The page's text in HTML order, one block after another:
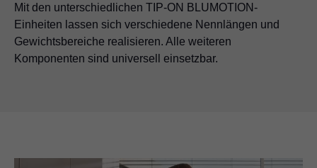
Mit den unterschiedlichen TIP-ON BLUMOTION-
Einheiten lassen sich verschiedene Nennlängen und
Gewichtsbereiche realisieren. Alle weiteren
Komponenten sind universell einsetzbar.